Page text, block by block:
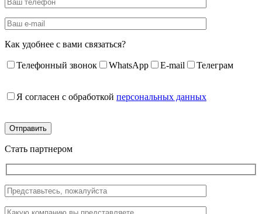
Как удобнее с вами связаться?
Телефонный звонок WhatsApp E-mail Телеграм
Я согласен с обработкой персональных данных
Стать партнером